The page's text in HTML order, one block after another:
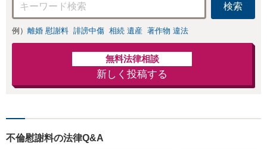
検索
例） 離婚 慰謝料 誹謗中傷 相続 遺産 著作物 違法
無料法律相談
新しく投稿する
不倫慰謝料の法律Q&A